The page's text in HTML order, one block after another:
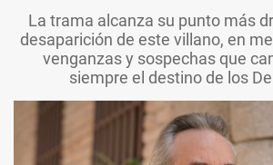
La trama alcanza su punto más
desaparición de este villano, en
venganzas y sospechas que
siempre el destino de los